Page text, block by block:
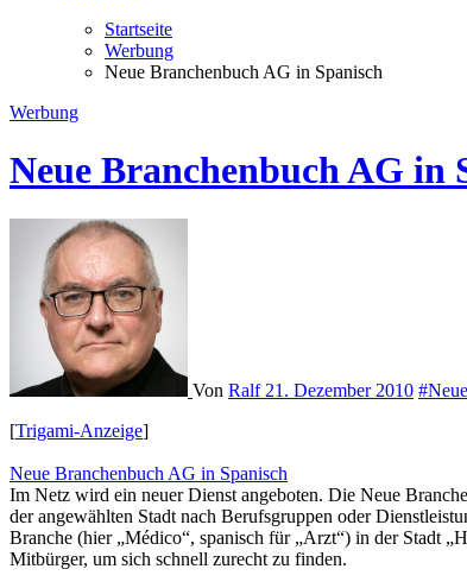
Startseite
Werbung
Neue Branchenbuch AG in Spanisch
Werbung
Neue Branchenbuch AG in
Von Ralf 21. Dezember 2010
[ Trigami-Anzeige]
Neue Branchenbuch AG in Spanisch
Im Netz wird ein neuer Dienst angeboten. Die Neue
der angewählten Stadt nach Berufsgruppen oder
Branche (hier „Médico“, spanisch für „Arzt“) in der Stadt
Mitbürger, um sich schnell zurecht zu finden.